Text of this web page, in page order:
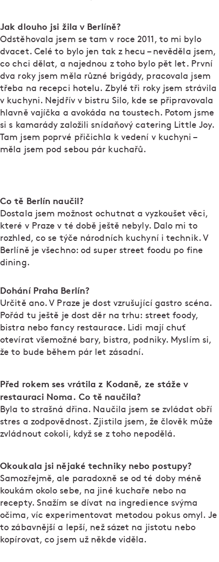
Jak dlouho jsi žila v Berlíně?
Odstěhovala jsem se tam v roce 2011, to mi bylo
dvacet. Celé to bylo jen tak z hecu – nevěděla jsem,
co chci dělat, a najednou z toho bylo pět let. První
dva roky jsem měla různé brigády, pracovala jsem
třeba na recepci hotelu. Zbylé tři roky jsem strávila
v kuchyni. Nejdřív v bistru Silo, kde se připravovala
hlavně vajíčka a avokáda na toustech. Potom jsme
si s kamarády založili snídaňový catering Little Joy.
Tam jsem poprvé přičichla k vedení v kuchyni –
měla jsem pod sebou pár kuchařů.
Co tě Berlín naučil?
Dostala jsem možnost ochutnat a vyzkoušet věci,
které v Praze v té době ještě nebyly. Dalo mi to
rozhled, co se týče národních kuchyní i technik. V
Berlíně je všechno: od super street foodu po fine
dining.
Dohání Praha Berlín?
Určitě ano. V Praze je dost vzrušující gastro scéna.
Pořád tu ještě je dost děr na trhu: street foody,
bistra nebo fancy restaurace. Lidi mají chuť
otevírat všemožné bary, bistra, podniky. Myslím si,
že to bude během pár let zásadní.
Před rokem ses vrátila z Kodaně, ze stáže v
restauraci Noma. Co tě naučila?
Byla to strašná dřina. Naučila jsem se zvládat obří
stres a zodpovědnost. Zjistila jsem, že člověk může
zvládnout cokoli, když se z toho nepodělá.
Okoukala jsi nějaké techniky nebo postupy?
Samozřejmě, ale paradoxně se od té doby méně
koukám okolo sebe, na jiné kuchaře nebo na
recepty. Snažím se dívat na ingredience svýma
očima, víc experimentovat metodou pokus omyl. Je
to zábavnější a lepší, než sázet na jistotu nebo
kopírovat, co jsem už někde viděla.